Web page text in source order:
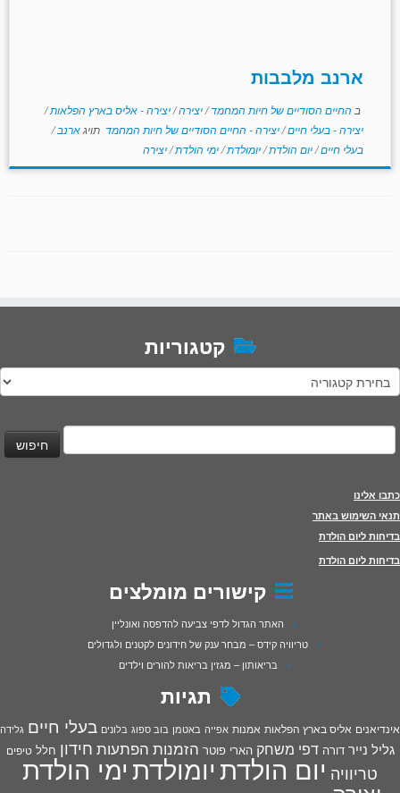
ארנב מלבבות
ב החיים הסודיים של חיות המחמד/יצירה/יצירה - אליס בארץ הפלאות/
יצירה - בעלי חיים/יצירה - החיים הסודיים של חיות המחמד תויגארנב/
בעלי חיים/יום הולדת/יומולדת/ימי הולדת/יצירה
קטגוריות
קטגוריות
חיפוש:
כתבו אלינו
תנאי השימוש באתר
בדיחות ליום הולדת
בדיחות ליום הולדת
קישורים מומלצים
האתר הגדול לדפי צביעה להדפסה ואונליין
טריוויה קידס – מבחר ענק של חידונים לקטנים ולגדולים
בריאותון – מגזין בריאות להורים וילדים
תגיות
אינדיאנים אליס בארץ הפלאות אמנות אפייה באטמן בוב ספוג בלונים בעלי חיים גלידה
גליל נייר דורה דפי משחק הארי פוטר הזמנות הפתעות חידון חלל טיפים
טריוויה יום הולדתיומולדתימי הולדת